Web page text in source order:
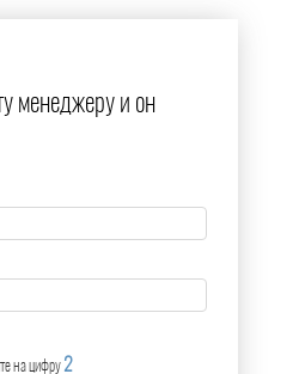
менеджеру и он
на цифру 2